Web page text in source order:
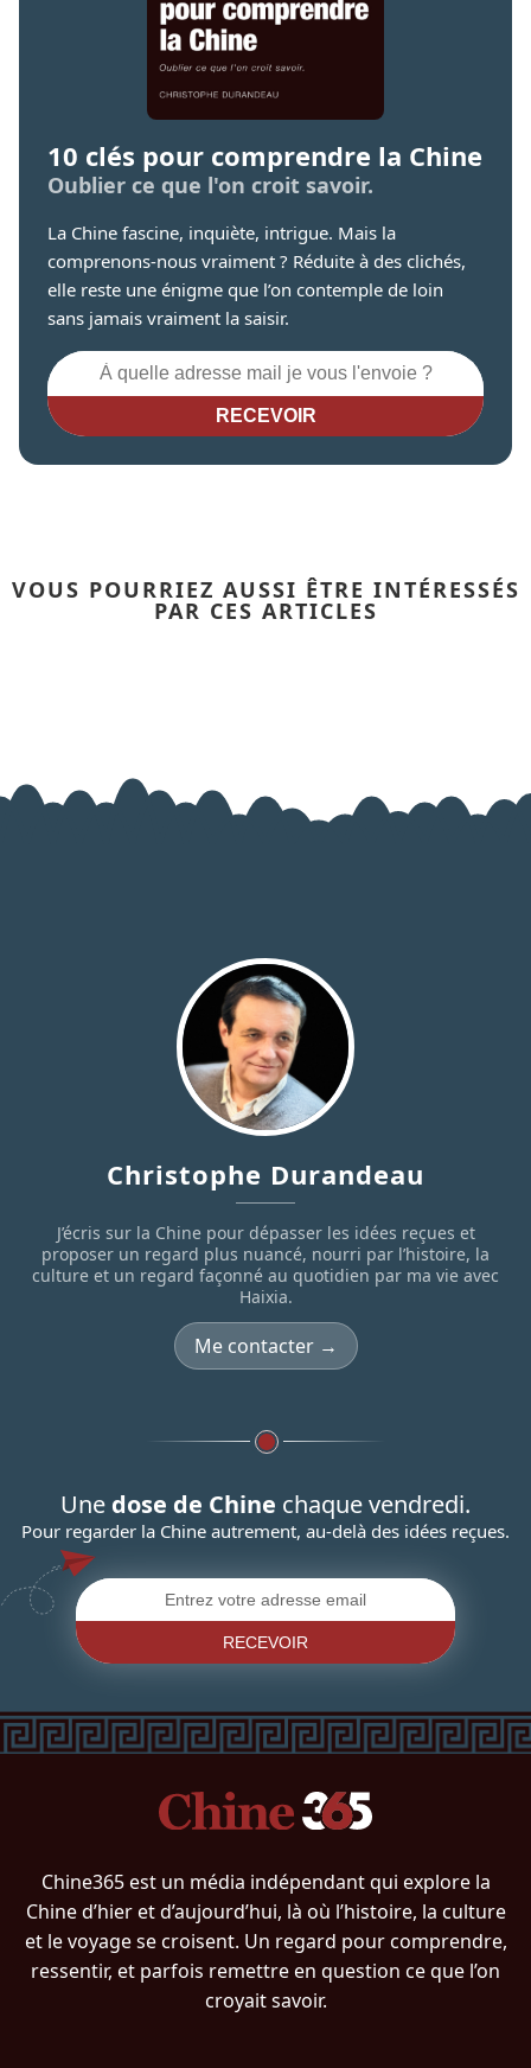
10 clés pour comprendre la Chine
Oublier ce que l'on croit savoir.
La Chine fascine, inquiète, intrigue. Mais la
comprenons-nous vraiment ? Réduite à des clichés,
elle reste une énigme que l’on contemple de loin
sans jamais vraiment la saisir.
RECEVOIR
VOUS POURRIEZ AUSSI ÊTRE INTÉRESSÉS
PAR CES ARTICLES
Christophe Durandeau
J’écris sur la Chine pour dépasser les idées reçues et
proposer un regard plus nuancé, nourri par l’histoire, la
culture et un regard façonné au quotidien par ma vie avec
Haixia.
Me contacter →
Une dose de Chine chaque vendredi.
Pour regarder la Chine autrement, au-delà des idées reçues.
RECEVOIR
Chine365 est un média indépendant qui explore la
Chine d’hier et d’aujourd’hui, là où l’histoire, la culture
et le voyage se croisent. Un regard pour comprendre,
ressentir, et parfois remettre en question ce que l’on
croyait savoir.